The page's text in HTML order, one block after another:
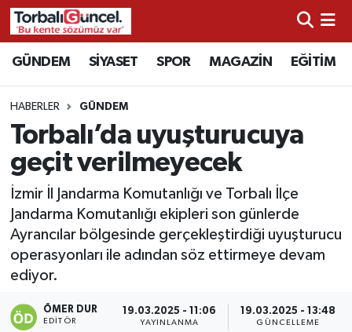
GÜNDEM SİYASET SPOR MAGAZİN EĞİTİM
HABERLER GÜNDEM
Torbalı’da uyuşturucuya
geçit verilmeyecek
İzmir İl Jandarma Komutanlığı ve Torbalı İlçe
Jandarma Komutanlığı ekipleri son günlerde
Ayrancılar bölgesinde gerçekleştirdiği uyuşturucu
operasyonları ile adından söz ettirmeye devam
ediyor.
ÖMER DUR
EDITÖR
19.03.2025 - 11:06
YAYINLANMA
19.03.2025 - 13:48
GÜNCELLEME
İzmir Nöbetçi Eczaneler
İzmir Hava Durumu
İzmir Namaz Vakitleri
İzmir Trafik Yoğunluk Haritası
Süper Lig Puan Durumu ve Fikstür
Tüm Manşetler